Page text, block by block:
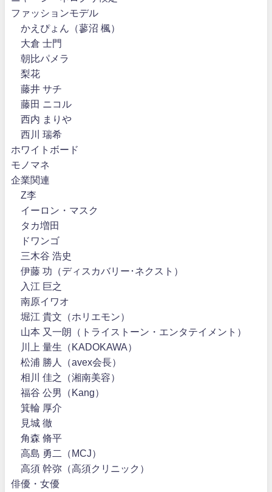
ファッションモデル
かえぴょん（蓼沼 楓）
大倉 士門
朝比パメラ
梨花
藤井 サチ
藤田 ニコル
西内 まりや
西川 瑞希
ホワイトボード
モノマネ
企業関連
Z李
イーロン・マスク
タカ増田
ドワンゴ
三木谷 浩史
伊藤 功（ディスカバリー･ネクスト）
入江 巨之
南原イワオ
堀江 貴文（ホリエモン）
山本 又一朗（トライストーン・エンタテイメント）
川上 量生（KADOKAWA）
松浦 勝人（avex会長）
相川 佳之（湘南美容）
福谷 公男（Kang）
箕輪 厚介
見城 徹
角森 脩平
高島 勇二（MCJ）
高須 幹弥（高須クリニック）
俳優・女優